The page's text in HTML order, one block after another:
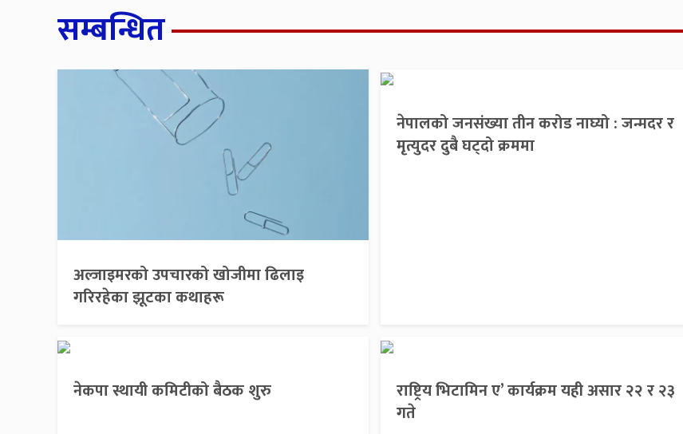
सम्बन्धित
अल्जाइमरको उपचारको खोजीमा ढिलाइ
गरिरहेका झूटका कथाहरू
नेपालको जनसंख्या तीन करोड नाघ्यो : जन्मदर र
मृत्युदर दुबै घट्दो क्रममा
नेकपा स्थायी कमिटीको बैठक शुरु
राष्ट्रिय भिटामिन ए’ कार्यक्रम यही असार २२ र २३
गते